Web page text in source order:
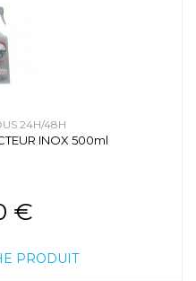
24H/48H
INOX 500ml
€
PRODUIT